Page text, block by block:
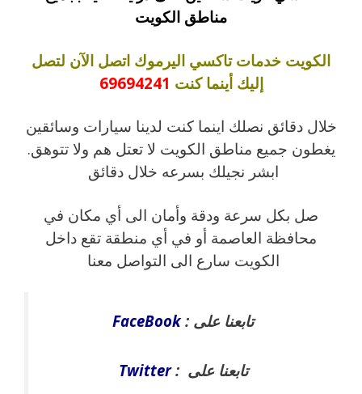
مناطق الكويت
الكويت خدمات تاكسي اليرموك اتصل الآن لتصل
إليك أينما كنت 69694241
خلال دقائق نصلك اينما كنت لدينا سيارات وسائقين
يغطون جميع مناطق الكويت لا تعتل هم ولا تتوهق.
ابشر نجيلك بسرعه خلال دقائق
صل بكل سرعة ودقة وأمان الى أي مكان في
محافظة العاصمة أو في أي منطقة تقع داخل
الكويت سارع الى التواصل معنا
تابعنا على : FaceBook
تابعنا على :Twitter